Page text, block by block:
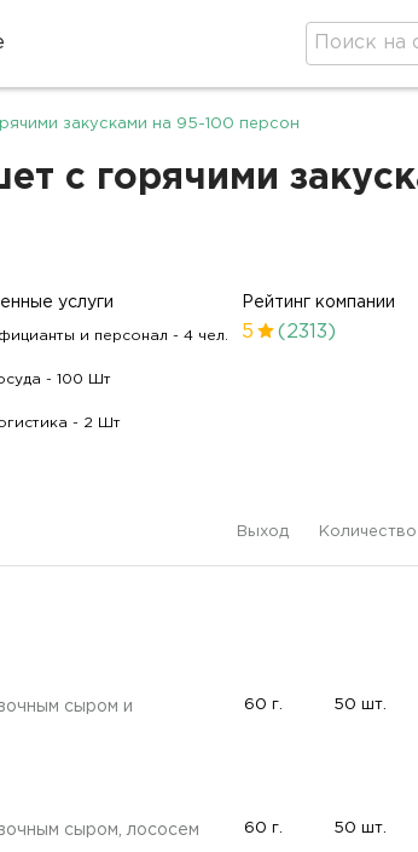
закусками на 95-100 персон
с горячими
услуги
и персонал - 4 чел.
- 100 Шт
- 2 Шт
Рейтинг компании
5 (2313)
Выход Количество
сыром и
60 г. 50 шт.
сыром, лососем
60 г. 50 шт.